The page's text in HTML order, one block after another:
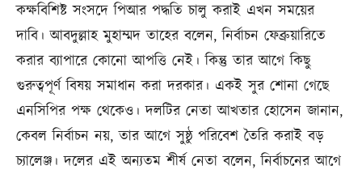
কক্ষবিশিষ্ট সংসদে পিআর পদ্ধতি চালু করাই এখন সময়ের
দাবি। আবদুল্লাহ মুহাম্মদ তাহের বলেন, নির্বাচন ফেব্রুয়ারিতে
করার ব্যাপারে কোনো আপত্তি নেই। কিন্তু তার আগে কিছু
গুরুত্বপূর্ণ বিষয় সমাধান করা দরকার। একই সুর শোনা গেছে
এনসিপির পক্ষ থেকেও। দলটির নেতা আখতার হোসেন জানান,
কেবল নির্বাচন নয়, তার আগে সুষ্ঠু পরিবেশ তৈরি করাই বড়
চ্যালেঞ্জ। দলের এই অন্যতম শীর্ষ নেতা বলেন, নির্বাচনের আগে